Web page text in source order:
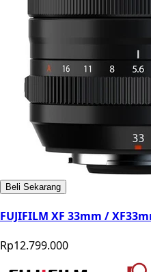
Beli Sekarang
FUJIFILM XF 33mm /
Rp12.799.000